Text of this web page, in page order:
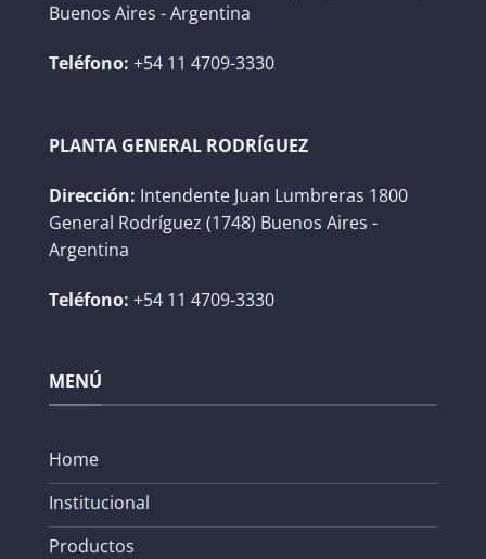
Buenos Aires - Argentina
Teléfono: +54 11 4709-3330
PLANTA GENERAL RODRÍGUEZ
Dirección: Intendente Juan Lumbreras 1800
General Rodríguez (1748) Buenos Aires -
Argentina
Teléfono: +54 11 4709-3330
MENÚ
Home
Institucional
Productos